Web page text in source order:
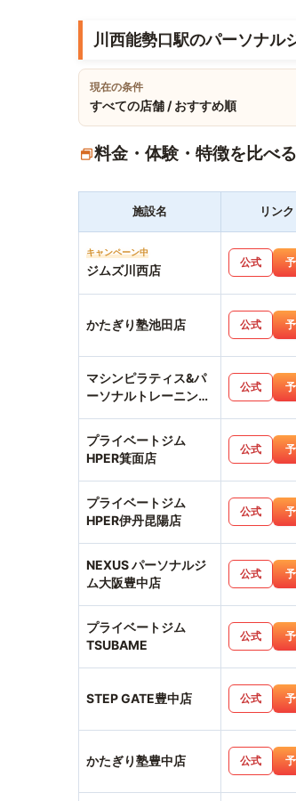
川西能勢口駅のパーソナル
現在の条件
すべての店舗 / おすすめ順
料金・体験・特徴を比べる
施設名 リンク
キャンペーン中
ジムズ川西店
公式
かたぎり塾池田店 公式
マシンピラティス&パ
ーソナルトレーニング
公式
プライベートジム
HPER箕面店
公式
プライベートジム
HPER伊丹昆陽店
公式
NEXUS パーソナルジ
ム大阪豊中店
公式
プライベートジム
TSUBAME
公式
STEP GATE豊中店 公式
かたぎり塾豊中店 公式